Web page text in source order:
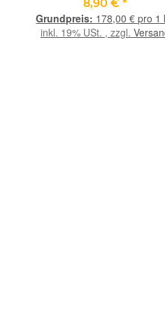
angetrommelt - Rarität -
(Ozeanjaspis /
ca. 50 g (GKS)
8,90 € *
178,00 € pro 1
inkl. 19% USt. , zzgl.